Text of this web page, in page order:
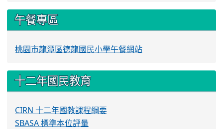
午餐專區
桃園市龍潭區德龍國民小學午餐網站
十二年國民教育
CIRN 十二年國教課程綱要
SBASA 標準本位評量